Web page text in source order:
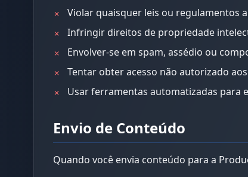
✗ Violar quaisquer leis ou regulamentos
✗ Infringir direitos de propriedade
✗ Envolver-se em spam, assédio ou
✗ Tentar obter acesso não autorizado
✗ Usar ferramentas automatizadas para
Envio de Conteúdo
Quando você envia conteúdo para a